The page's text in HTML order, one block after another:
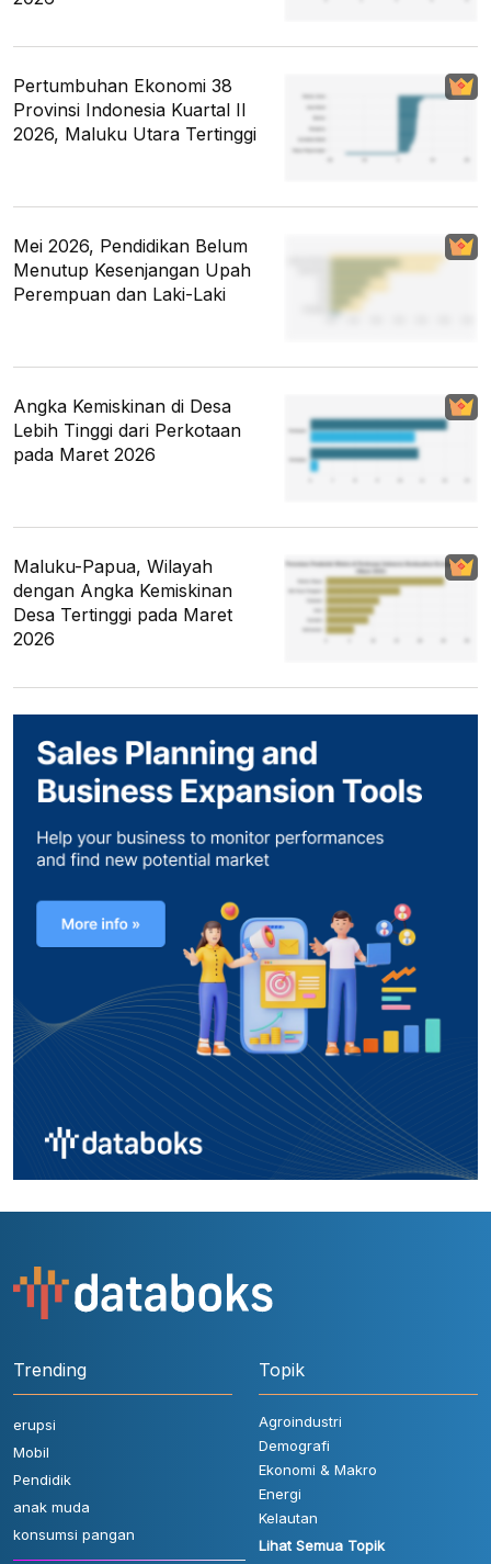
Pertumbuhan Ekonomi 38
Provinsi Indonesia Kuartal II
2026, Maluku Utara Tertinggi
Mei 2026, Pendidikan Belum
Menutup Kesenjangan Upah
Perempuan dan Laki-Laki
Angka Kemiskinan di Desa
Lebih Tinggi dari Perkotaan
pada Maret 2026
Maluku-Papua, Wilayah
dengan Angka Kemiskinan
Desa Tertinggi pada Maret
2026
Trending
erupsi
Mobil
Pendidik
anak muda
konsumsi pangan
Topik
Agroindustri
Demografi
Ekonomi & Makro
Energi
Kelautan
Lihat Semua Topik